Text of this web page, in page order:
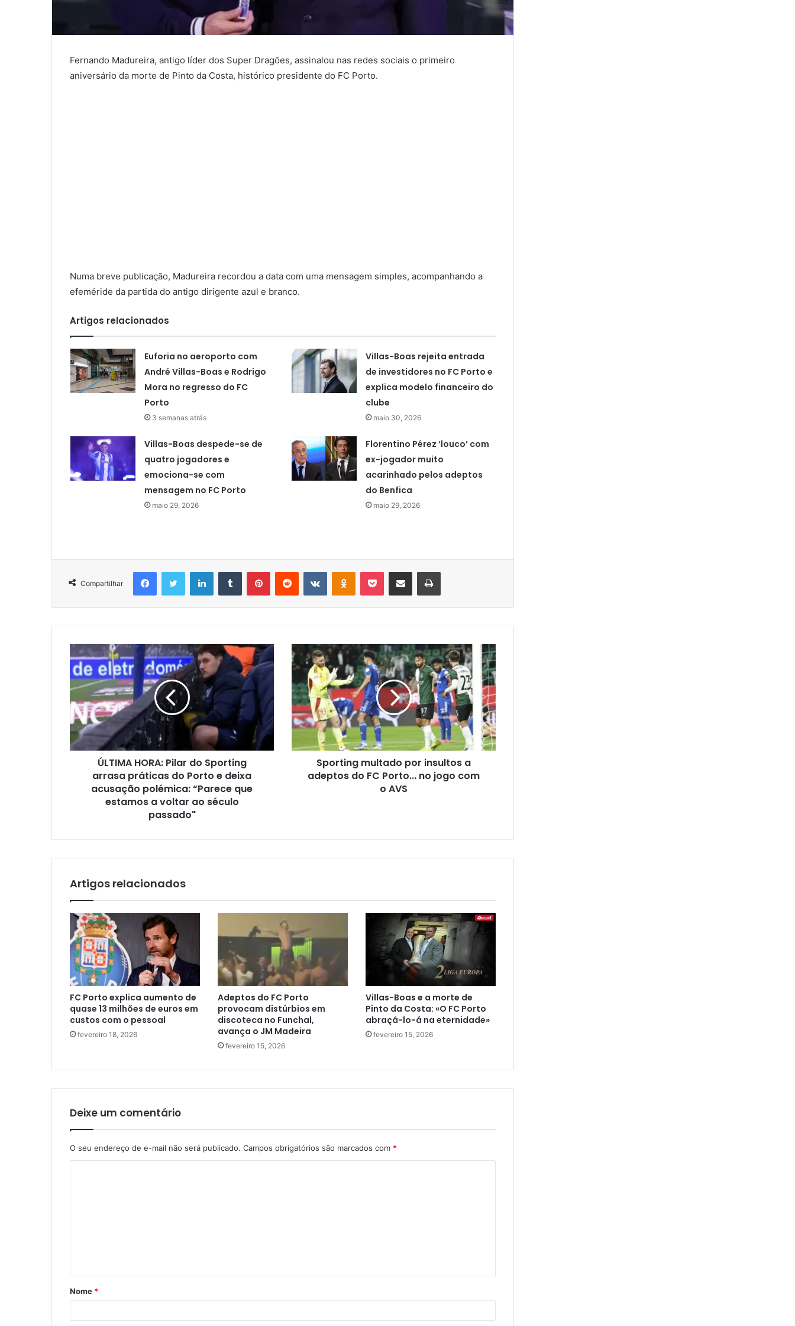
Fernando Madureira, antigo líder dos Super Dragões, assinalou nas redes sociais o primeiro
aniversário da morte de Pinto da Costa, histórico presidente do FC Porto.
Numa breve publicação, Madureira recordou a data com uma mensagem simples, acompanhando a
efeméride da partida do antigo dirigente azul e branco.
Artigos relacionados
Euforia no aeroporto com
André Villas-Boas e Rodrigo
Mora no regresso do FC
Porto
3 semanas atrás
Villas-Boas rejeita entrada
de investidores no FC Porto e
explica modelo financeiro do
clube
maio 30, 2026
Villas-Boas despede-se de
quatro jogadores e
emociona-se com
mensagem no FC Porto
maio 29, 2026
Florentino Pérez ‘louco’ com
ex-jogador muito
acarinhado pelos adeptos
do Benfica
maio 29, 2026
Compartilhar
FacebookTwitter LinkedinTumblr PinterestReddit VK OK Pocket Compartilhar via e-mail Imprimir
ÚLTIMA HORA: Pilar do Sporting
arrasa práticas do Porto e deixa
acusação polémica: “Parece que
estamos a voltar ao século
passado"
Sporting multado por insultos a
adeptos do FC Porto... no jogo com
o AVS
Artigos relacionados
FC Porto explica aumento de
quase 13 milhões de euros em
custos com o pessoal
fevereiro 18, 2026
Adeptos do FC Porto
provocam distúrbios em
discoteca no Funchal,
avança o JM Madeira
fevereiro 15, 2026
Villas-Boas e a morte de
Pinto da Costa: «O FC Porto
abraçá-lo-á na eternidade»
fevereiro 15, 2026
Deixe um comentário
O seu endereço de e-mail não será publicado. Campos obrigatórios são marcados com *
á
r
Nome *